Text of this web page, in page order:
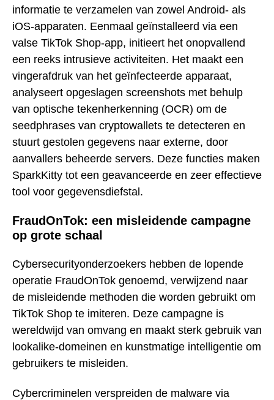
informatie te verzamelen van zowel Android- als
iOS-apparaten. Eenmaal geïnstalleerd via een
valse TikTok Shop-app, initieert het onopvallend
een reeks intrusieve activiteiten. Het maakt een
vingerafdruk van het geïnfecteerde apparaat,
analyseert opgeslagen screenshots met behulp
van optische tekenherkenning (OCR) om de
seedphrases van cryptowallets te detecteren en
stuurt gestolen gegevens naar externe, door
aanvallers beheerde servers. Deze functies maken
SparkKitty tot een geavanceerde en zeer effectieve
tool voor gegevensdiefstal.
FraudOnTok: een misleidende campagne
op grote schaal
Cybersecurityonderzoekers hebben de lopende
operatie FraudOnTok genoemd, verwijzend naar
de misleidende methoden die worden gebruikt om
TikTok Shop te imiteren. Deze campagne is
wereldwijd van omvang en maakt sterk gebruik van
lookalike-domeinen en kunstmatige intelligentie om
gebruikers te misleiden.
Cybercriminelen verspreiden de malware via